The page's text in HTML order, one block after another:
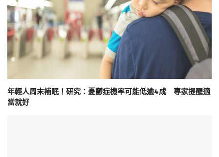
年輕人周末補眠！研究：憂鬱症機率可能低逾4成 專家提醒適
當就好